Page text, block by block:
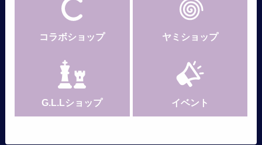
コラボショップ ヤミショップ
G.L.Lショップ イベント